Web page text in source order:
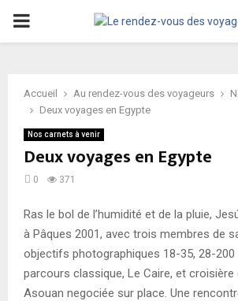
PRIMARY
Accueil Au rendez-vous des voyageurs
Deux voyages en Egypte
Nos carnets à venir
Deux voyages en Egypte
0 371
Ras le bol de l’humidité et de la pluie,
à Pâques 2001, avec trois membres de
objectifs photographiques 18-35, 28-200
parcours classique, Le Caire, et croisière
Asouan negociée sur place. Une